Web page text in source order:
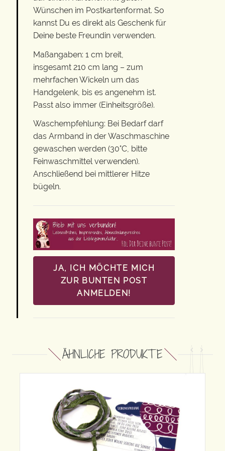
Wünschen im Postkartenformat. So
kannst Du es direkt als Geschenk für
Deine beste Freundin verwenden.
Maßangaben: 1 cm breit,
insgesamt 210 cm lang – zum
mehrfachen Wickeln um das
Handgelenk, bis es angenehm ist.
Passt also immer (Einheitsgröße).
Waschempfehlung: Bei Bedarf darf
das Armband in der Waschmaschine
gewaschen werden (30°C, bitte
Feinwaschmittel verwenden).
Anschließend bei mittlerer Hitze
bügeln.
JA, ICH MÖCHTE MICH
ZUR BUNTEN POST
ANMELDEN!
ÄHNLICHE PRODUKTE